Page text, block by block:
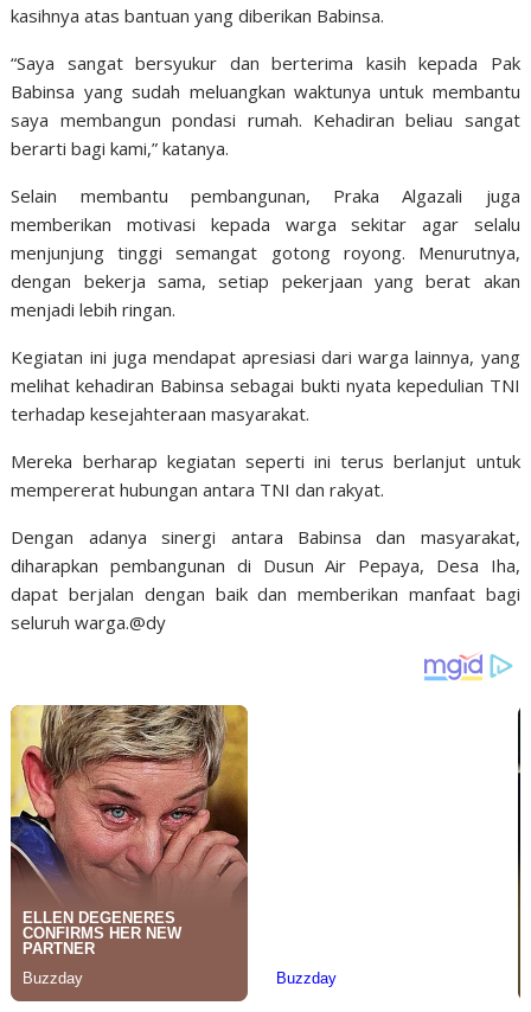
kasihnya atas bantuan yang diberikan Babinsa.
“Saya sangat bersyukur dan berterima kasih kepada Pak
Babinsa yang sudah meluangkan waktunya untuk membantu
saya membangun pondasi rumah. Kehadiran beliau sangat
berarti bagi kami,” katanya.
Selain membantu pembangunan, Praka Algazali juga
memberikan motivasi kepada warga sekitar agar selalu
menjunjung tinggi semangat gotong royong. Menurutnya,
dengan bekerja sama, setiap pekerjaan yang berat akan
menjadi lebih ringan.
Kegiatan ini juga mendapat apresiasi dari warga lainnya, yang
melihat kehadiran Babinsa sebagai bukti nyata kepedulian TNI
terhadap kesejahteraan masyarakat.
Mereka berharap kegiatan seperti ini terus berlanjut untuk
mempererat hubungan antara TNI dan rakyat.
Dengan adanya sinergi antara Babinsa dan masyarakat,
diharapkan pembangunan di Dusun Air Pepaya, Desa Iha,
dapat berjalan dengan baik dan memberikan manfaat bagi
seluruh warga.@dy